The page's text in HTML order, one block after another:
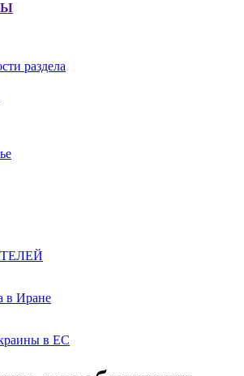
раздела
в Иране
в ЕС